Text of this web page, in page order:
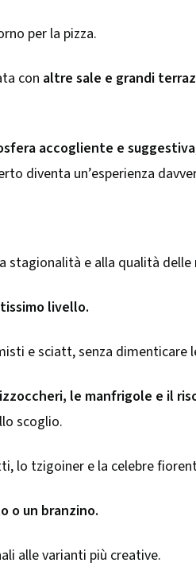
per la pizza.
con altre sale e grandi
accogliente e suggestiva
diventa un’esperienza
stagionalità e alla qualità delle
livello.
e sciatt, senza dimenticare
le manfrigole e il
scoglio.
lo tzigoiner e la celebre
o un branzino.
alle varianti più creative.